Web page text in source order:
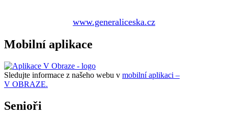
www.generaliceska.cz
Mobilní aplikace
Sledujte informace z našeho webu v mobilní aplikaci –
V OBRAZE.
Senioři